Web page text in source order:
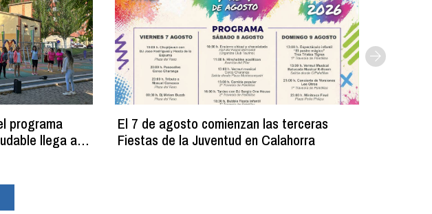
programa
llega a
El 7 de agosto comienzan las terceras
Fiestas de la Juventud en Calahorra